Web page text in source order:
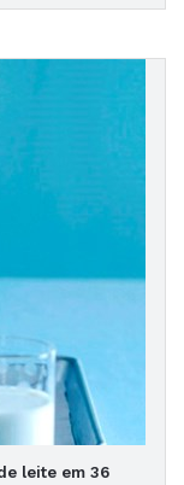
leite em 36